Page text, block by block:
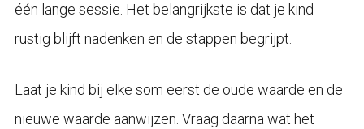
één lange sessie. Het belangrijkste is dat je kind
rustig blijft nadenken en de stappen begrijpt.
Laat je kind bij elke som eerst de oude waarde en de
nieuwe waarde aanwijzen. Vraag daarna wat het